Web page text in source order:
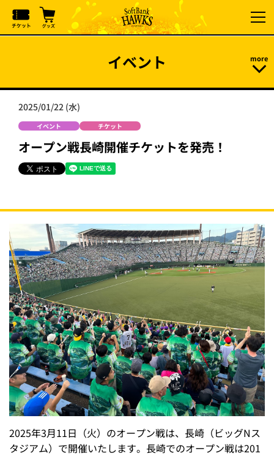
イベント
2025/01/22 (水)
イベント チケット
オープン戦長崎開催チケットを発売！
2025年3月11日（火）のオープン戦は、長崎（ビッグNス
タジアム）で開催いたします。長崎でのオープン戦は201